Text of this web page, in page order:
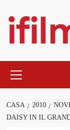
contenuto
principale
CASA 2010
DAISY IN IL